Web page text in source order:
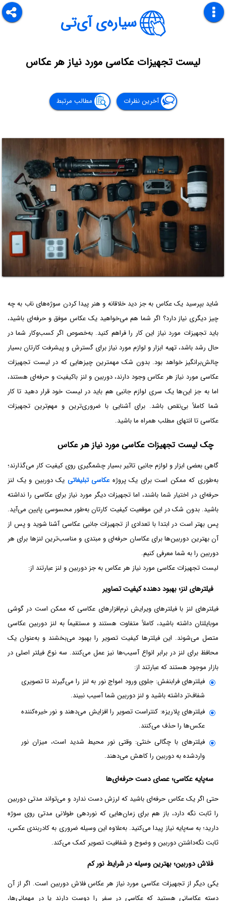
سیاره‌ی آی‌تی
لیست تجهیزات عکاسی مورد نیاز هر عکاس
آخرین نظرات مطالب مرتبط
شاید بپرسید یک عکاس به جز دید خلاقانه و هنر پیدا کردن سوژه‌های ناب به چه
چیز دیگری نیاز دارد؟ اگر شما هم می‌خواهید یک عکاس موفق و حرفه‌ای باشید،
باید تجهیزات مورد نیاز این کار را فراهم کنید. به‌خصوص اگر کسب‌وکار شما در
حال رشد باشد، تهیه ابزار و لوازم مورد نیاز برای گسترش و پیشرفت کارتان بسیار
چالش‌برانگیز خواهد بود. بدون شک مهمترین چیزهایی که در لیست تجهیزات
عکاسی مورد نیاز هر عکاس وجود دارند، دوربین و لنز باکیفیت و حرفه‌ای هستند،
اما به جز این‌ها یک سری لوازم جانبی هم باید در لیست خود قرار دهید تا کار
شما کاملاً بی‌نقص باشد. برای آشنایی با ضروری‌ترین و مهم‌ترین تجهیزات
عکاسی تا انتهای مطلب همراه ما باشید.
چک لیست تجهیزات عکاسی مورد نیاز هر عکاس
گاهی بعضی ابزار و لوازم جانبی تاثیر بسیار چشمگیری روی کیفیت کار می‌گذارند؛
به‌طوری که ممکن است برای یک پروژهعکاسی تبلیغاتی یک دوربین و یک لنز
حرفه‌ای در اختیار شما باشند، اما تجهیزات دیگر مورد نیاز برای عکاسی را نداشته
باشید. بدون شک در این موقعیت کیفیت کارتان به‌طور محسوسی پایین می‌آید.
پس بهتر است در ابتدا با تعدادی از تجهیزات جانبی عکاسی آشنا شوید و پس از
آن بهترین دوربین‌ها برای عکاسان حرفه‌ای و مبتدی و مناسب‌ترین لنزها برای هر
دوربین را به شما معرفی کنیم.
لیست تجهیزات عکاسی مورد نیاز هر عکاس به جز دوربین و لنز عبارتند از:
فیلترهای لنز؛ بهبود دهنده کیفیت تصاویر
فیلترهای لنز با فیلترهای ویرایش نرم‌افزارهای عکاسی که ممکن است در گوشی
موبایلتان داشته باشید، کاملاً متفاوت هستند و مستقیماً به لنز دوربین عکاسی
متصل می‌شوند. این فیلترها کیفیت تصویر را بهبود می‌بخشند و به‌عنوان یک
محافظ برای لنز در برابر انواع آسیب‌ها نیز عمل می‌کنند. سه نوع فیلتر اصلی در
بازار موجود هستند که عبارتند از:
فیلترهای فرابنفش: جلوی ورود امواج نور به لنز را می‌گیرند تا تصویری
شفاف‌تر داشته باشید و لنز دوربین شما آسیب نبیند.
فیلترهای پلاریزه: کنتراست تصویر را افزایش می‌دهند و نور خیره‌کننده
عکس‌ها را حذف می‌کنند.
فیلترهای با چگالی خنثی: وقتی نور محیط شدید است، میزان نور
واردشده به دوربین را کاهش می‌دهند.
سه‌پایه عکاسی؛ عصای دست حرفه‌ای‌ها
حتی اگر یک عکاس حرفه‌ای باشید که لرزش دست ندارد و می‌تواند مدتی دوربین
را ثابت نگه دارد، باز هم برای زمان‌هایی که نوردهی طولانی مدتی روی سوژه
دارید؛ به سه‌پایه نیاز پیدا می‌کنید. به‌علاوه این وسیله ضروری به کادربندی عکس،
ثابت نگه‌داشتن دوربین و وضوح و شفافیت تصویر کمک می‌کند.
فلاش دوربین؛ بهترین وسیله در شرایط نور کم
یکی دیگر از تجهیزات عکاسی مورد نیاز هر عکاس فلاش دوربین است. اگر از آن
دسته عکاسانی هستید که عکاسی در سفر را دوست دارند یا در مهمانی‌ها،